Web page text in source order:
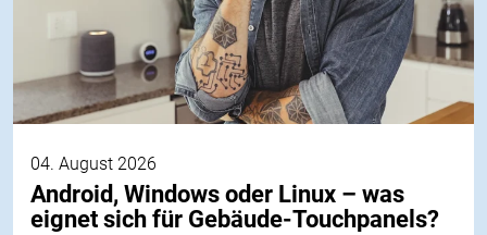
04. August 2026
Android, Windows oder Linux – was
eignet sich für Gebäude-Touchpanels?